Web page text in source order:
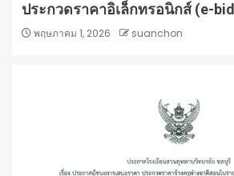
ประกวดราคาอิเล็กทรอนิกส์ (e-
พฤษภาคม 1, 2026 suanchon